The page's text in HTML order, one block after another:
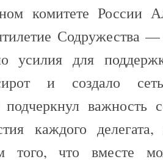
комитете России
Содружества —
усилия для
и создало
важность
каждого
того, что вместе